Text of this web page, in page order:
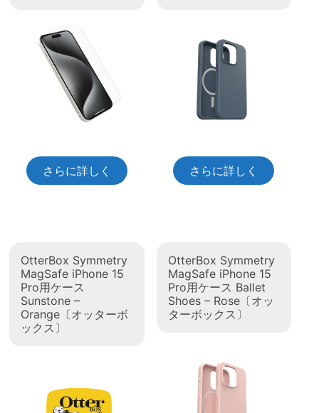
さらに詳しく さらに詳しく
OtterBox Symmetry
MagSafe iPhone 15
Pro用ケース
Sunstone –
Orange〔オッターボ
ックス〕
OtterBox Symmetry
MagSafe iPhone 15
Pro用ケース Ballet
Shoes – Rose〔オッ
ターボックス〕